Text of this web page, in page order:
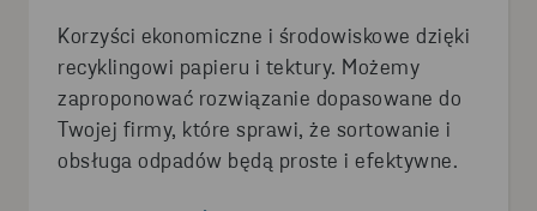
Korzyści ekonomiczne i środowiskowe dzięki
recyklingowi papieru i tektury. Możemy
zaproponować rozwiązanie dopasowane do
Twojej firmy, które sprawi, że sortowanie i
obsługa odpadów będą proste i efektywne.